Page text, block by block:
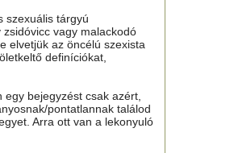
szexuális tárgyú
vagy malackodó
elvetjük az öncélú szexista
definíciókat,
bejegyzést csak azért,
pontatlannak találod
Arra ott van a lekonyuló